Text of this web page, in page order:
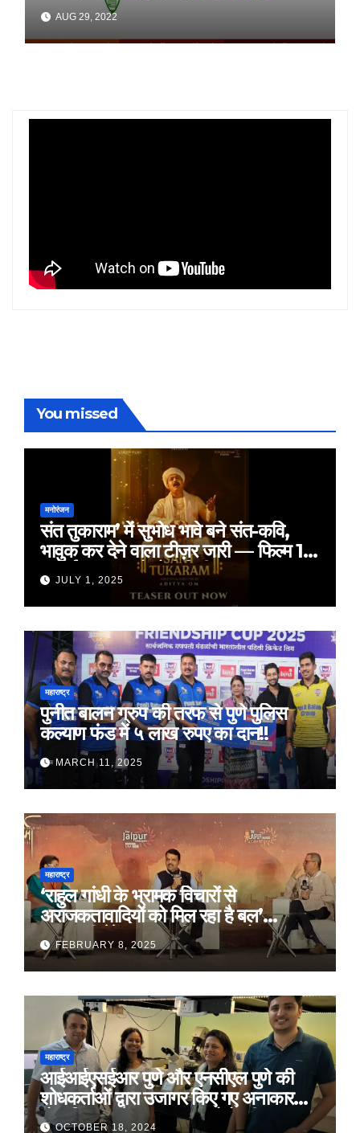
AUG 29, 2022
You missed
मनोरंजन
संत तुकाराम’ में सुभोध भावे बने संत-कवि,
भावुक कर देने वाला टीज़र जारी — फिल्म 18
जुलाई 2025 को होगी रिलीज़
JULY 1, 2025
महाराष्ट्र
पुनीत बालन ग्रुप की तरफ से पुणे पुलिस
कल्याण फंड में ५ लाख रुपए का दान!!
MARCH 11, 2025
महाराष्ट्र
‘राहुल गांधी के भ्रामक विचारों से
अराजकतावादियों को मिल रहा है बल’
मुख्यमंत्री देवेंद्र फडणवीस का आरोप
FEBRUARY 8, 2025
महाराष्ट्र
आईआईएसईआर पुणे और एनसीएल पुणे की
शोधकर्ताओं द्वारा उजागर किए गए अनाकार
ठोस विरूपण में संरचनात्मक दोषों की प्रमुख
OCTOBER 18, 2024